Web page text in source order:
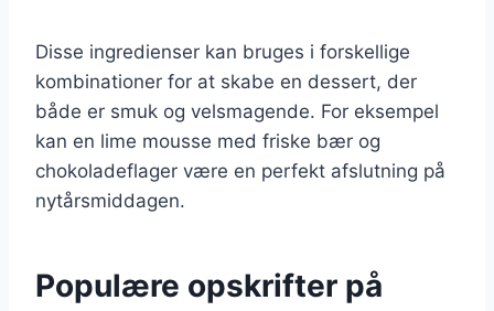
Disse ingredienser kan bruges i forskellige
kombinationer for at skabe en dessert, der
både er smuk og velsmagende. For eksempel
kan en lime mousse med friske bær og
chokoladeflager være en perfekt afslutning på
nytårsmiddagen.
Populære opskrifter på